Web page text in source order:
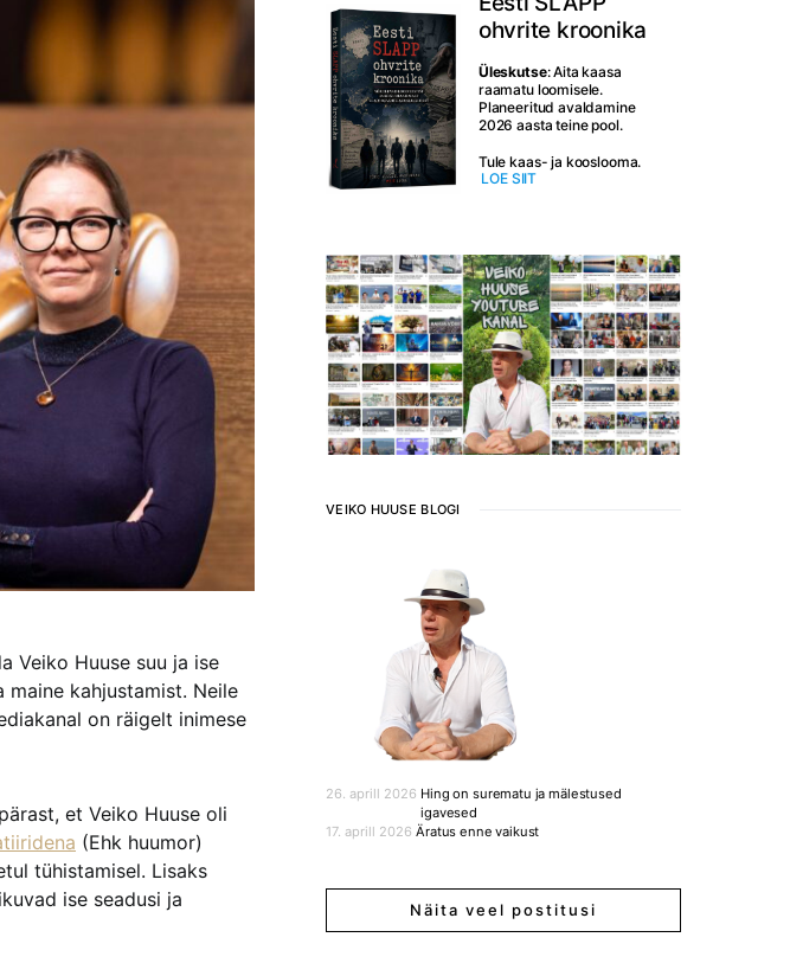
Veiko Huuse suu ja ise
kahjustamist. Neile
on räigelt inimese
et Veiko Huuse oli
(Ehk huumor)
tühistamisel. Lisaks
ise seadusi ja
ohvrite kroonika
Üleskutse: Aita kaasa
raamatu loomisele.
Planeeritud avaldamine
2026 aasta teine pool.
Tule kaas- ja kooslooma.
LOE SIIT
VEIKO HUUSE BLOGI
Hing on surematu ja mälestused
igavesed
26. aprill 2026
Äratus enne vaikust
17. aprill 2026
Näita veel postitusi